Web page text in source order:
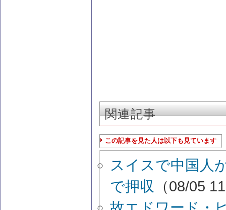
関連記事
この記事を見た人は以下も見ています
スイスで中国人
で押収
（08/05